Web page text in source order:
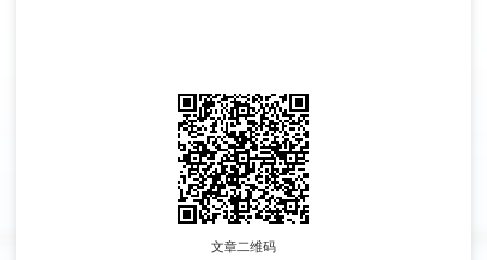
文章二维码